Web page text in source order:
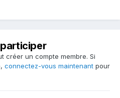
créer un compte membre. Si
connectez-vous maintenant pour